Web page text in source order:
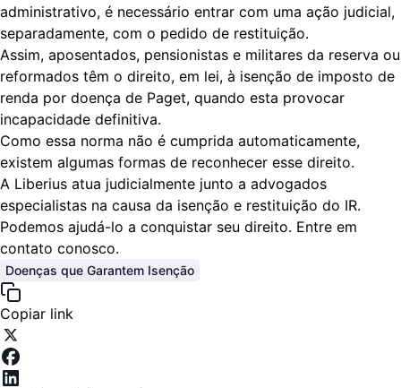
administrativo, é necessário entrar com uma ação judicial,
separadamente, com o pedido de restituição.
Assim, aposentados, pensionistas e militares da reserva ou
reformados têm o direito, em lei, à isenção de imposto de
renda por doença de Paget, quando esta provocar
incapacidade definitiva.
Como essa norma não é cumprida automaticamente,
existem algumas formas de reconhecer esse direito.
A Liberius atua judicialmente junto a advogados
especialistas na causa da isenção e restituição do IR.
Podemos ajudá-lo a conquistar seu direito. Entre em
contato conosco.
Doenças que Garantem Isenção
Copiar link